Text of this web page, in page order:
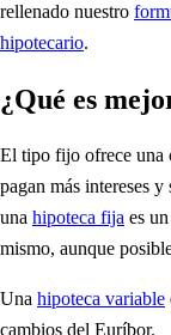
rellenado nuestro
hipotecario.
¿Qué es
El tipo fijo ofrece una
pagan más intereses
una hipoteca fija es
mismo, aunque
Una hipoteca variable
cambios del Euríbor.